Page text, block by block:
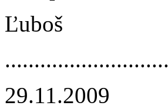
Ľuboš
29.11.2009